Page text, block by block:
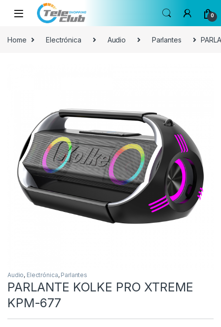
Skip to navigation
Skip to content
0
Home Electrónica Audio Parlantes
Audio, Electrónica, Parlantes
PARLANTE KOLKE PRO XTREME
KPM-677